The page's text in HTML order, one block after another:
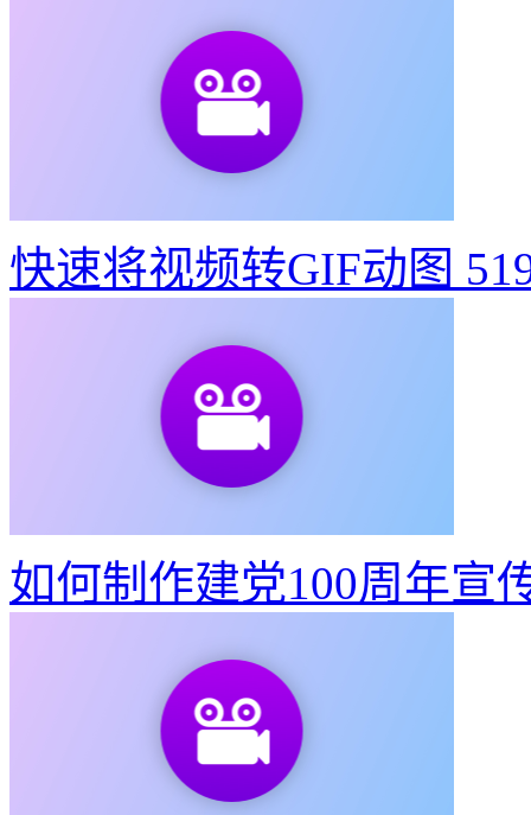
快速将视频转GIF动图
如何制作建党100周年宣
如何制作建党100周年宣